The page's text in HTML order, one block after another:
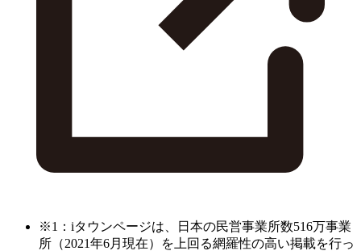
※1：iタウンページは、日本の民営事業所数516万事業
所（2021年6月現在）を上回る網羅性の高い掲載を行っ